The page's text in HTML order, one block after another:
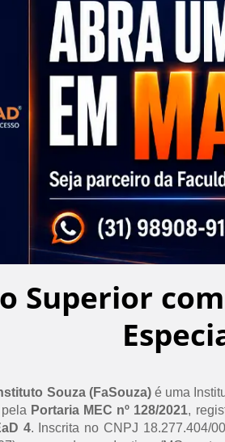
Superior
Souza (FaSouza)é uma
Portaria MEC nº 128/2021,